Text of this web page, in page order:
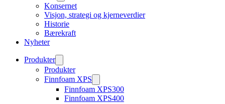
Konsernet
Visjon, strategi og kjerneverdier
Historie
Bærekraft
Nyheter
Produkter
Produkter
Finnfoam XPS
Finnfoam XPS300
Finnfoam XPS400